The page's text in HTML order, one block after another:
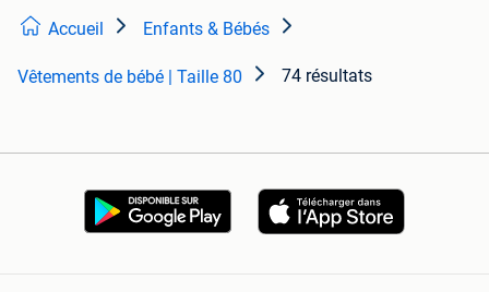
Accueil Enfants & Bébés
Vêtements de bébé | Taille 80 74 résultats